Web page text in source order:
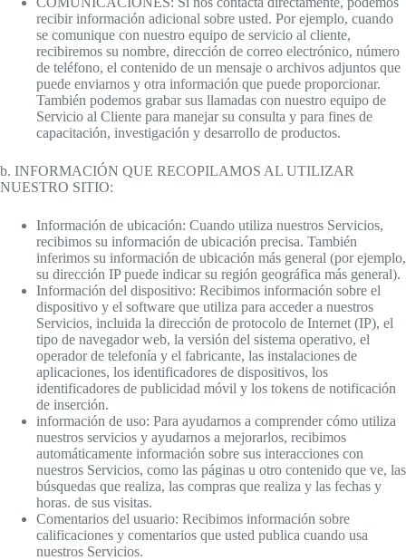
recibir información adicional sobre usted. Por ejemplo, cuando
se comunique con nuestro equipo de servicio al cliente,
recibiremos su nombre, dirección de correo electrónico, número
de teléfono, el contenido de un mensaje o archivos adjuntos que
puede enviarnos y otra información que puede proporcionar.
También podemos grabar sus llamadas con nuestro equipo de
Servicio al Cliente para manejar su consulta y para fines de
capacitación, investigación y desarrollo de productos.
b. INFORMACIÓN QUE RECOPILAMOS AL UTILIZAR
NUESTRO SITIO:
Información de ubicación: Cuando utiliza nuestros Servicios,
recibimos su información de ubicación precisa. También
inferimos su información de ubicación más general (por ejemplo,
su dirección IP puede indicar su región geográfica más general).
Información del dispositivo: Recibimos información sobre el
dispositivo y el software que utiliza para acceder a nuestros
Servicios, incluida la dirección de protocolo de Internet (IP), el
tipo de navegador web, la versión del sistema operativo, el
operador de telefonía y el fabricante, las instalaciones de
aplicaciones, los identificadores de dispositivos, los
identificadores de publicidad móvil y los tokens de notificación
de inserción.
información de uso: Para ayudarnos a comprender cómo utiliza
nuestros servicios y ayudarnos a mejorarlos, recibimos
automáticamente información sobre sus interacciones con
nuestros Servicios, como las páginas u otro contenido que ve, las
búsquedas que realiza, las compras que realiza y las fechas y
horas. de sus visitas.
Comentarios del usuario: Recibimos información sobre
calificaciones y comentarios que usted publica cuando usa
nuestros Servicios.